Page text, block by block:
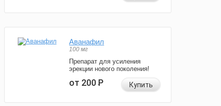
Аванафил
100 мг
Препарат для усиления
эрекции нового поколения!
от 200Р Купить